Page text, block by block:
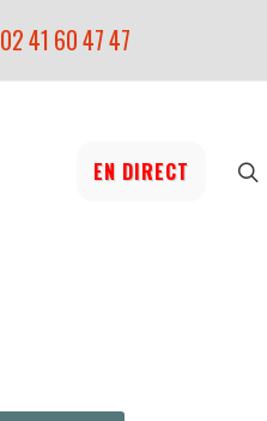
02 41 60 47 47
EN DIRECT